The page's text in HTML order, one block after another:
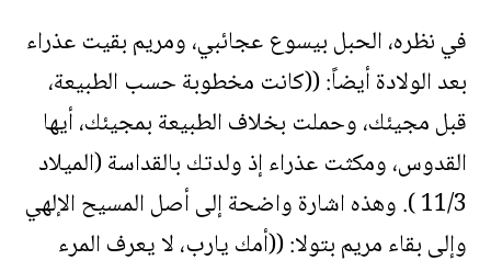
في نظره، الحبل بيسوع عجائبي، ومريم بقيت عذراء
بعد الولادة أيضاً: ((كانت مخطوبة حسب الطبيعة،
قبل مجيئك، وحملت بخلاف الطبيعة بمجيئك، أيها
القدوس، ومكثت عذراء إذ ولدتك بالقداسة (الميلاد
11/3 ). وهذه اشارة واضحة إلى أصل المسيح الإلهي
وإلى بقاء مريم بتولا: ((أمك يارب، لا يعرف المرء